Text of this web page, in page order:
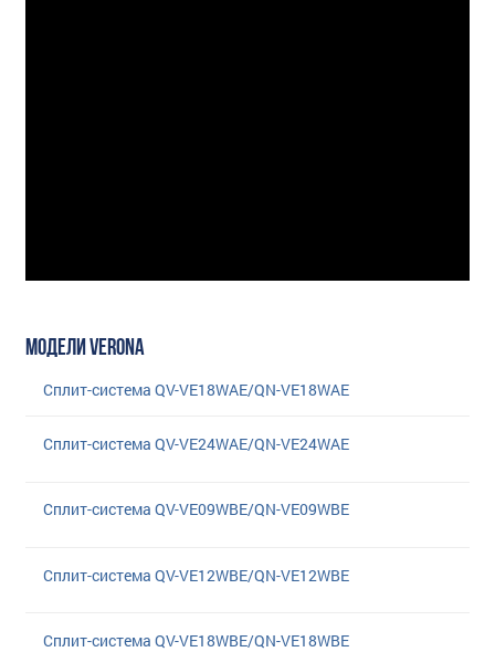
МОДЕЛИ VERONA
Сплит-система QV-VE18WAE/QN-VE18WAE
Сплит-система QV-VE24WAE/QN-VE24WAE
Сплит-система QV-VE09WBE/QN-VE09WBE
Сплит-система QV-VE12WBE/QN-VE12WBE
Сплит-система QV-VE18WBE/QN-VE18WBE